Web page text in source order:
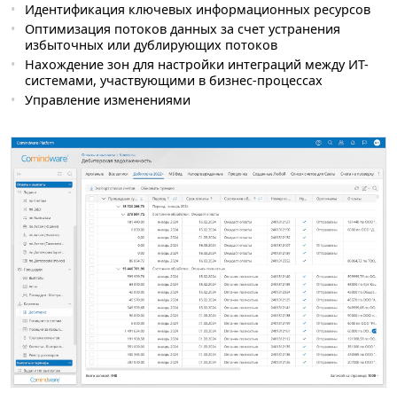
Идентификация ключевых информационных ресурсов
Оптимизация потоков данных за счет устранения
избыточных или дублирующих потоков
Нахождение зон для настройки интеграций между ИТ-
системами, участвующими в бизнес-процессах
Управление изменениями